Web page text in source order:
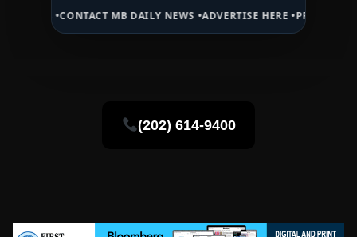
MB DAILY NEWS •ADVERTISE HERE •PREMIUM SPONSORED SPACE •
(202) 614-9400